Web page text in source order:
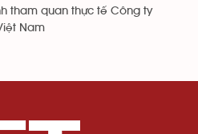
tham quan thực tế Công ty
Nam